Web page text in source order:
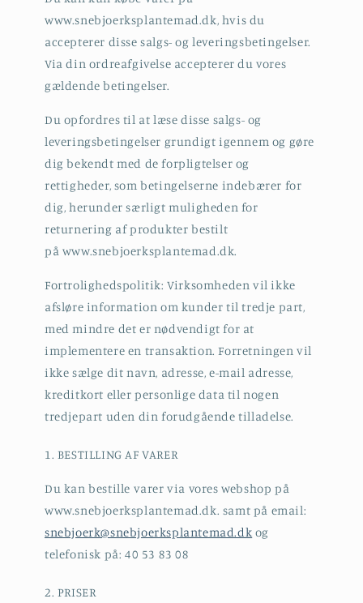
www.snebjoerksplantemad.dk, hvis du
accepterer disse salgs- og leveringsbetingelser.
Via din ordreafgivelse accepterer du vores
gældende betingelser.
Du opfordres til at læse disse salgs- og
leveringsbetingelser grundigt igennem og gøre
dig bekendt med de forpligtelser og
rettigheder, som betingelserne indebærer for
dig, herunder særligt muligheden for
returnering af produkter bestilt
på www.snebjoerksplantemad.dk.
Fortrolighedspolitik: Virksomheden vil ikke
afsløre information om kunder til tredje part,
med mindre det er nødvendigt for at
implementere en transaktion. Forretningen vil
ikke sælge dit navn, adresse, e-mail adresse,
kreditkort eller personlige data til nogen
tredjepart uden din forudgående tilladelse.
1. BESTILLING AF VARER
Du kan bestille varer via vores webshop på
www.snebjoerksplantemad.dk. samt på email:
snebjoerk@snebjoerksplantemad.dk og
telefonisk på: 40 53 83 08
2. PRISER